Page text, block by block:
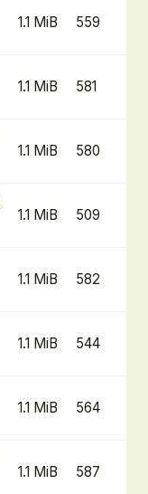
1.1 MiB 559
1.1 MiB 581
1.1 MiB 580
1.1 MiB 509
1.1 MiB 582
1.1 MiB 544
1.1 MiB 564
1.1 MiB 587